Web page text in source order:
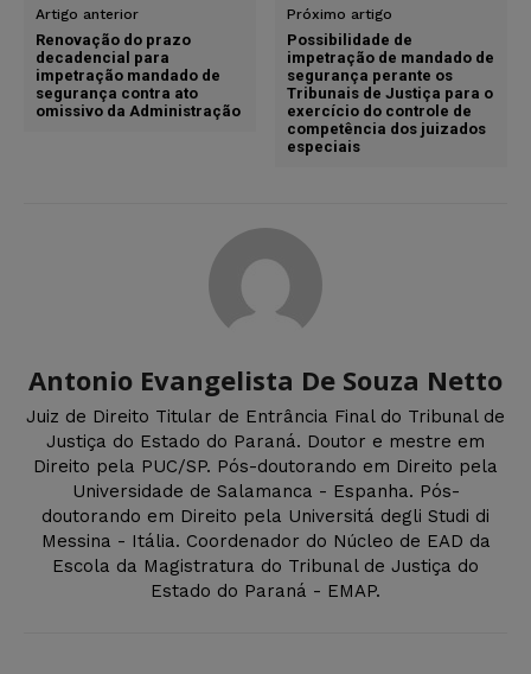
Artigo anterior
Renovação do prazo
decadencial para
impetração mandado de
segurança contra ato
omissivo da Administração
Próximo artigo
Possibilidade de
impetração de mandado de
segurança perante os
Tribunais de Justiça para o
exercício do controle de
competência dos juizados
especiais
Antonio Evangelista De Souza Netto
Juiz de Direito Titular de Entrância Final do Tribunal de
Justiça do Estado do Paraná. Doutor e mestre em
Direito pela PUC/SP. Pós-doutorando em Direito pela
Universidade de Salamanca - Espanha. Pós-
doutorando em Direito pela Universitá degli Studi di
Messina - Itália. Coordenador do Núcleo de EAD da
Escola da Magistratura do Tribunal de Justiça do
Estado do Paraná - EMAP.